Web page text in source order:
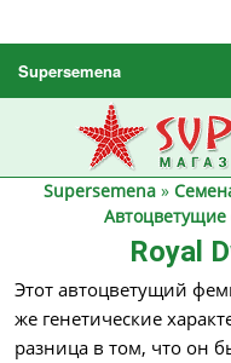
Supersemena
Семена конопли
Другие товары
Как заказать / FAQ
Supersemena»
Автоцветущие
Royal
Этот автоцветущий
же генетические
разница в том, что он